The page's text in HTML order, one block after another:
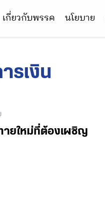
เกี่ยวกับพรรค นโยบาย
รเงิน
ายใหม่ที่ต้องเผชิญ